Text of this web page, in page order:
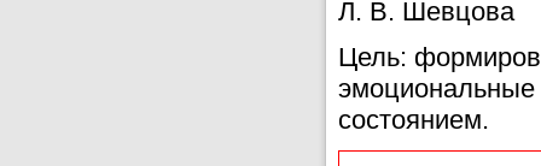
Л. В. Шевцова
Цель:
эмоциональные
состоянием.